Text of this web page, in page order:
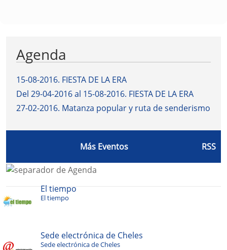
Agenda
15-08-2016. FIESTA DE LA ERA
Del 29-04-2016 al 15-08-2016. FIESTA DE LA ERA
27-02-2016. Matanza popular y ruta de senderismo
Más Eventos RSS
El tiempo
El tiempo
Sede electrónica de Cheles
Sede electrónica de Cheles